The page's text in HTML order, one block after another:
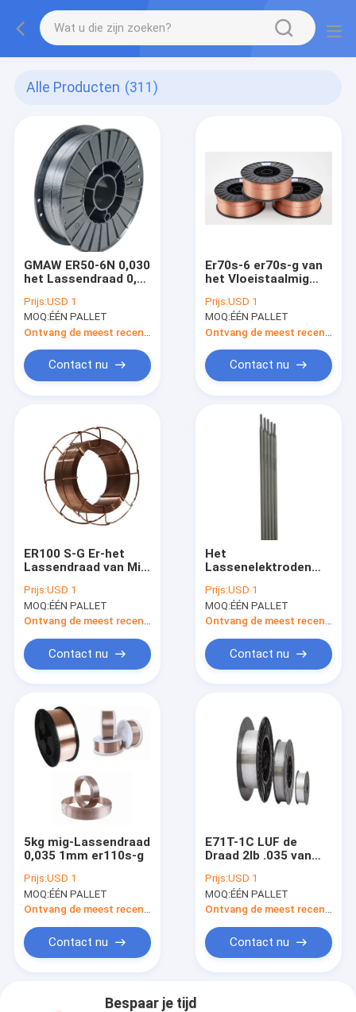
Alle Producten (311)
GMAW ER50-6N 0,030
het Lassendraad 0,8
Vloeistaalmig
Prijs:USD 1
MOQ:ÉÉN PALLET
Contact nu
Er70s-6 er70s-g van
het Vloeistaalmig
Draad 33 Pond .8 of
.9
Prijs:USD 1
MOQ:ÉÉN PALLET
Contact nu
ER100 S-G Er-het
Lassendraad van Mig
Roestvrij staal 5kg
0.8mm 0,031“
Prijs:USD 1
MOQ:ÉÉN PALLET
Contact nu
Het
Lassenelektroden
J507e7015 Vloeistaal
Prijs:USD 1
MOQ:ÉÉN PALLET
Contact nu
5kg mig-Lassendraad
0,035 1mm er110s-g
Prijs:USD 1
MOQ:ÉÉN PALLET
Ontvang de meest recente Prijs
Contact nu
E71T-1C LUF de
Draad 2lb .035 van
Prijs:USD 1
MOQ:ÉÉN PALLET
Ontvang de meest recente Prijs
Contact nu
Bespaar je tijd